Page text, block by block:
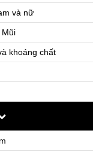
và nữ
Mũi
khoáng chất
mong muốn phổ
đào.Thuốc
giá thuốc?
trị viên